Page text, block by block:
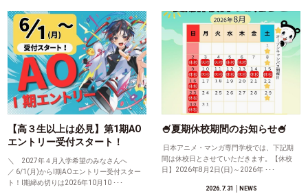
【高３生以上は必見】第1期AO
エントリー受付スタート！
＼ 2027年４月入学希望のみなさんへ
／ 6/1(月)からⅠ期AOエントリー受付スター
ト！Ⅰ期締め切りは2026年10月10 ･･･
🍧夏期休校期間のお知らせ🍧
日本アニメ・マンガ専門学校では、下記期
間は休校日とさせていただきます。【休校
日】2026年8月2日(日)～2026年 ･･･
2026.7.31 │NEWS